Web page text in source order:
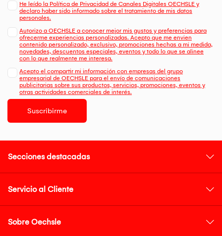
He leído la Política de Privacidad de Canales Digitales OECHSLE y
declaro haber sido informado sobre el tratamiento de mis datos
personales.
Autorizo a OECHSLE a conocer mejor mis gustos y preferencias para
ofrecerme experiencias personalizadas. Acepto que me envien
contenido personalizado, exclusivo, promociones hechas a mi medida,
novedades, descuentos especiales, eventos y todo lo que se alinee
con lo que realmente me interesa.
Acepto el compartir mi información con empresas del grupo
empresarial de OECHSLE para el envío de comunicaciones
publicitarias sobre sus productos, servicios, promociones, eventos y
otras actividades comerciales de interés.
Suscribirme
Secciones destacadas
Servicio al Cliente
Sobre Oechsle